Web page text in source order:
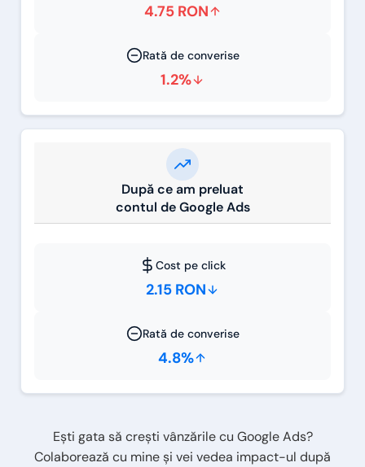
4.75 RON
Rată de converise
1.2%
După ce am preluat
contul de Google Ads
Cost pe click
2.15 RON
Rată de converise
4.8%
Ești gata să crești vânzările cu Google Ads?
Colaborează cu mine și vei vedea impact-ul după